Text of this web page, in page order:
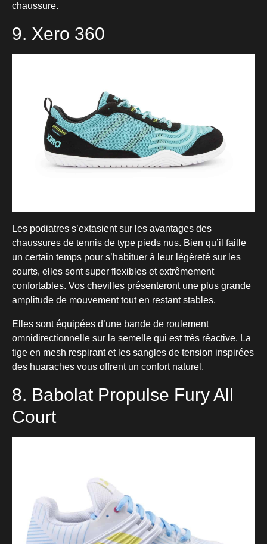
chaussure.
9. Xero 360
Les podiatres s’extasient sur les avantages des
chaussures de tennis de type pieds nus. Bien qu’il faille
un certain temps pour s’habituer à leur légèreté sur les
courts, elles sont super flexibles et extrêmement
confortables. Vos chevilles présenteront une plus grande
amplitude de mouvement tout en restant stables.
Elles sont équipées d’une bande de roulement
omnidirectionnelle sur la semelle qui est très réactive. La
tige en mesh respirant et les sangles de tension inspirées
des huaraches vous offrent un confort naturel.
8. Babolat Propulse Fury All
Court